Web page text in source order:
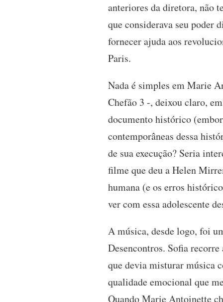
anteriores da diretora, não
que considerava seu poder
fornecer ajuda aos
Paris.
Nada é simples em Marie
Chefão 3 -, deixou claro,
documento histórico
contemporâneas dessa
de sua execução? Seria
filme que deu a Helen
humana (e os erros
ver com essa adolescente
A música, desde logo, foi
Desencontros. Sofia
que devia misturar música
qualidade emocional que
Quando Marie Antoinette